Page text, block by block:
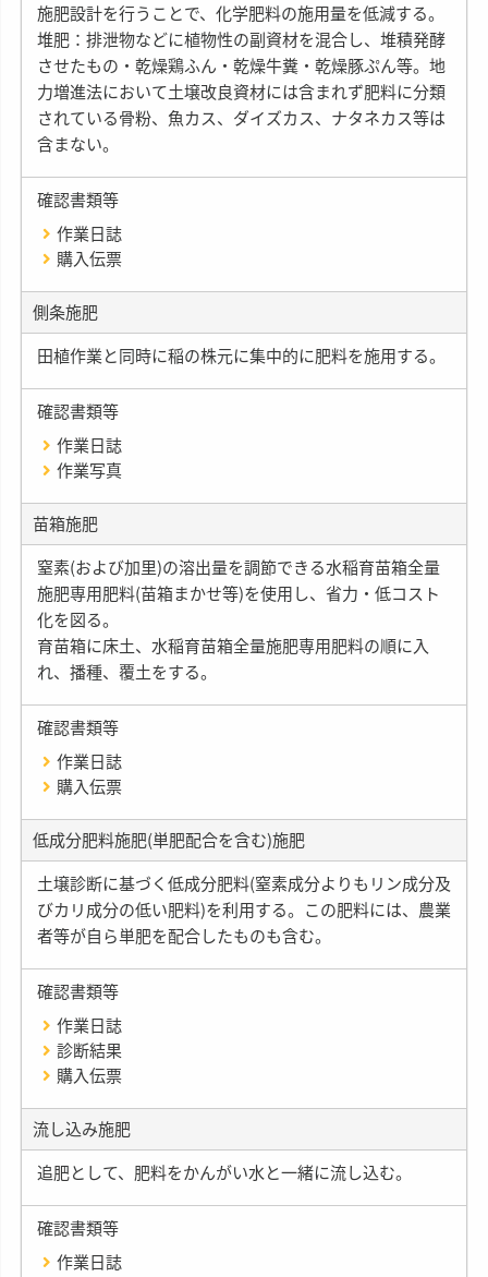
施肥設計を行うことで、化学肥料の施用量を低減する。
堆肥：排泄物などに植物性の副資材を混合し、堆積発酵
させたもの・乾燥鶏ふん・乾燥牛糞・乾燥豚ぷん等。地
力増進法において土壌改良資材には含まれず肥料に分類
されている骨粉、魚カス、ダイズカス、ナタネカス等は
含まない。
確認書類等
作業日誌
購入伝票
側条施肥
田植作業と同時に稲の株元に集中的に肥料を施用する。
確認書類等
作業日誌
作業写真
苗箱施肥
窒素(および加里)の溶出量を調節できる水稲育苗箱全量
施肥専用肥料(苗箱まかせ等)を使用し、省力・低コスト
化を図る。
育苗箱に床土、水稲育苗箱全量施肥専用肥料の順に入
れ、播種、覆土をする。
確認書類等
作業日誌
購入伝票
低成分肥料施肥(単肥配合を含む)施肥
土壌診断に基づく低成分肥料(窒素成分よりもリン成分及
びカリ成分の低い肥料)を利用する。この肥料には、農業
者等が自ら単肥を配合したものも含む。
確認書類等
作業日誌
診断結果
購入伝票
流し込み施肥
追肥として、肥料をかんがい水と一緒に流し込む。
確認書類等
作業日誌